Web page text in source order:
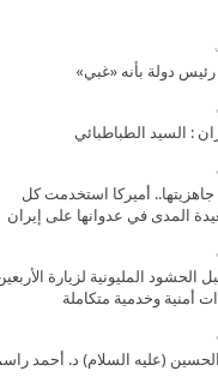
دولة بأنه «غبي»
: السيد الطباطبائي
أميركا استخدمت كل
المدى في عدوانها على إيران
الحشود المليونية لزيارة
أمنية وخدمية متكاملة
(عليه السلام) د. أحمد